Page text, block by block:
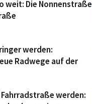
weit: Die Nonnenstraße
werden:
Radwege auf der
werden: